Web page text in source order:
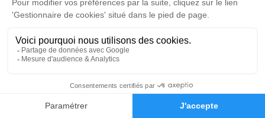
Faire-part Hommages
vendredi 31 mai 2024 à 09h30
Eglise Saint Laurent 9 rue Tanneries
69210 Lentilly
Je rends hommage